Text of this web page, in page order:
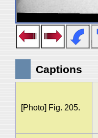
Captions
[Photo] Fig. 205.